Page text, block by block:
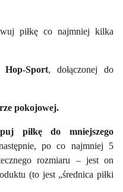
piłkę co najmniej kilka
Sport, dołączonej do
pokojowej.
piłkę do mniejszego
po co najmniej 5
rozmiaru – jest on
(to jest „średnica piłki